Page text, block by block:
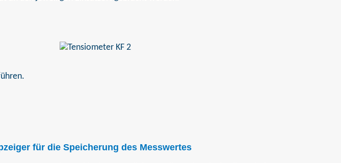
für die Speicherung des Messwertes